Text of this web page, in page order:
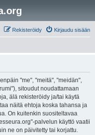
Kirjaudu sisään
Rekisteröidy
"me", "meitä", "meidän",
sitoudut noudattamaan
älä rekisteröidy ja/tai käytä
näitä ehtoja koska tahansa ja
On kuitenkin suositeltavaa
palvelun käyttö vaatii
ne on päivitetty tai korjattu.